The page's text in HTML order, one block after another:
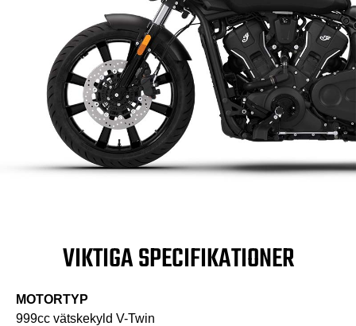
VIKTIGA SPECIFIKATIONER
MOTORTYP
999cc vätskekyld V-Twin